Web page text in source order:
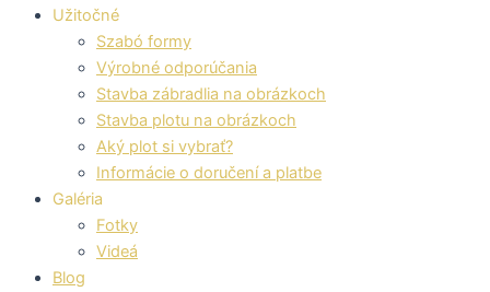
Užitočné
Szabó formy
Výrobné odporúčania
Stavba zábradlia na obrázkoch
Stavba plotu na obrázkoch
Aký plot si vybrať?
Informácie o doručení a platbe
Galéria
Fotky
Videá
Blog